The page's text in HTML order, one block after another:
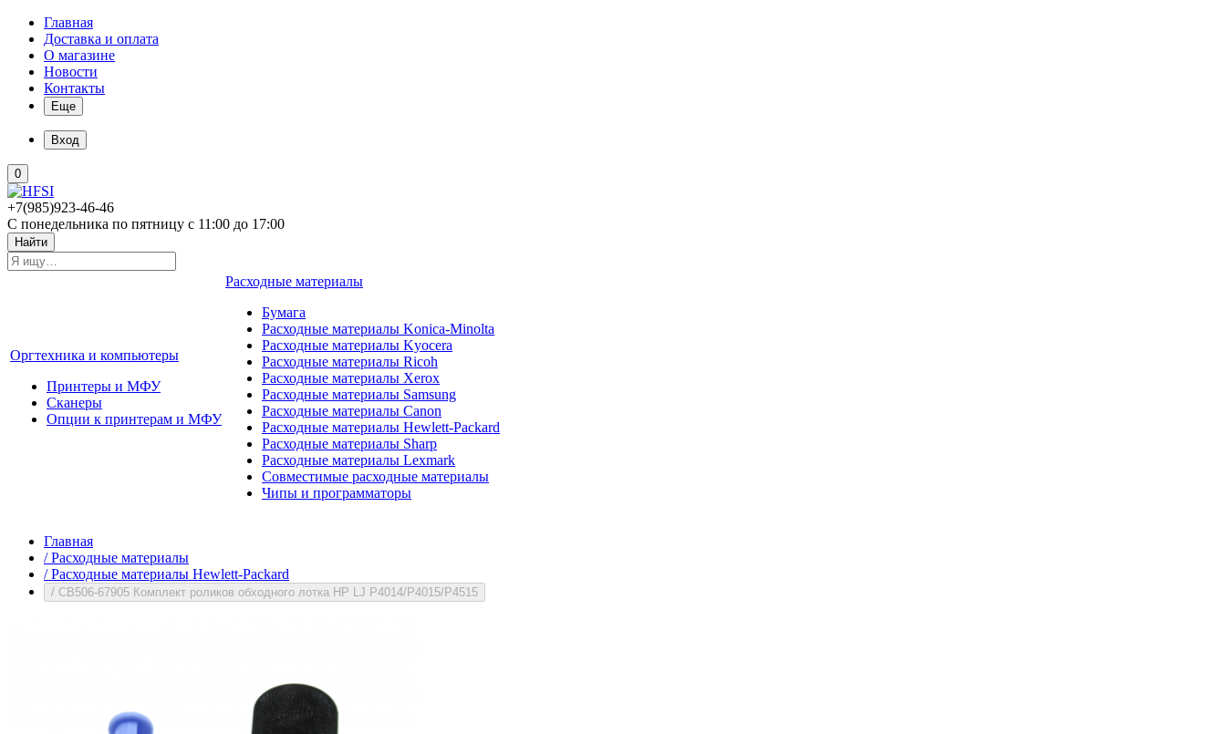
Главная
Доставка и оплата
О магазине
Новости
Контакты
Еще
Вход
0
+7(985)923-46-46
С понедельника по пятницу с 11:00 до 17:00
Найти
Оргтехника и компьютеры
Принтеры и МФУ
Сканеры
Опции к принтерам и МФУ
Расходные материалы
Бумага
Расходные материалы Konica-Minolta
Расходные материалы Kyocera
Расходные материалы Ricoh
Расходные материалы Xerox
Расходные материалы Samsung
Расходные материалы Canon
Расходные материалы Hewlett-Packard
Расходные материалы Sharp
Расходные материалы Lexmark
Совместимые расходные материалы
Чипы и программаторы
Главная
/ Расходные материалы
/ Расходные материалы Hewlett-Packard
/ CB506-67905 Комплект роликов обходного лотка HP LJ P4014/P4015/P4515